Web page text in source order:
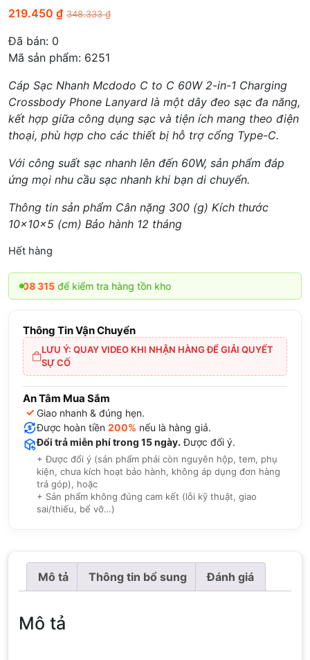
219.450 ₫ 348.333₫
Đã bán: 0
Mã sản phẩm: 6251
Cáp Sạc Nhanh Mcdodo C to C 60W 2-in-1 Charging
Crossbody Phone Lanyard là một dây đeo sạc đa năng,
kết hợp giữa công dụng sạc và tiện ích mang theo điện
thoại, phù hợp cho các thiết bị hỗ trợ cổng Type-C.
Với công suất sạc nhanh lên đến 60W, sản phẩm đáp
ứng mọi nhu cầu sạc nhanh khi bạn di chuyển.
Thông tin sản phẩm Cân nặng 300 (g) Kích thước
10x10x5 (cm) Bảo hành 12 tháng
Hết hàng
315để kiểm tra hàng tồn kho
Thông Tin Vận Chuyển
LƯU Ý: QUAY VIDEO KHI NHẬN HÀNG ĐỂ GIẢI QUYẾT
SỰ CỐ
An Tâm Mua Sắm
✓ Giao nhanh & đúng hẹn.
Được hoàn tiền 200% nếu là hàng giả.
Đổi trả miễn phí trong 15 ngày. Được đổi ý.
+ Được đổi ý (sản phẩm phải còn nguyên hộp, tem, phụ
kiện, chưa kích hoạt bảo hành, không áp dụng đơn hàng
trả góp), hoặc
+ Sản phẩm không đúng cam kết (lỗi kỹ thuật, giao
sai/thiếu, bể vỡ…)
Mô tả Thông tin bổ sung Đánh giá
Mô tả